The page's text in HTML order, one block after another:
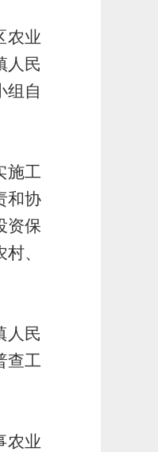
农业
人民
组自
施工
和协
资保
、
人民
查工
农业